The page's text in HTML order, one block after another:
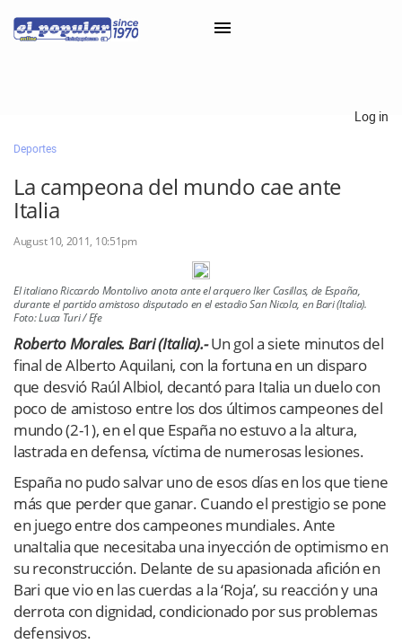
Classifieds
Categorías
Log in
Deportes
La campeona del mundo cae ante
Italia
August 10, 2011, 10:51pm
El italiano Riccardo Montolivo anota ante el arquero Iker Casillas, de España,
durante el partido amistoso disputado en el estadio San Nicola, en Bari (Italia).
Foto: Luca Turi / Efe
Roberto Morales. Bari (Italia).-Un gol a siete minutos del
final de Alberto Aquilani, con la fortuna en un disparo
que desvió Raúl Albiol, decantó para Italia un duelo con
poco de amistoso entre los dos últimos campeones del
mundo (2-1), en el que España no estuvo a la altura,
lastrada en defensa, víctima de numerosas lesiones.
España no pudo salvar uno de esos días en los que tiene
más que perder que ganar. Cuando el prestigio se pone
en juego entre dos campeones mundiales. Ante
unaItalia que necesitaba una inyección de optimismo en
su reconstrucción. Delante de su apasionada afición en
Bari que vio en las cuerdas a la ‘Roja’, su reacción y una
derrota con dignidad, condicionado por sus problemas
defensivos.